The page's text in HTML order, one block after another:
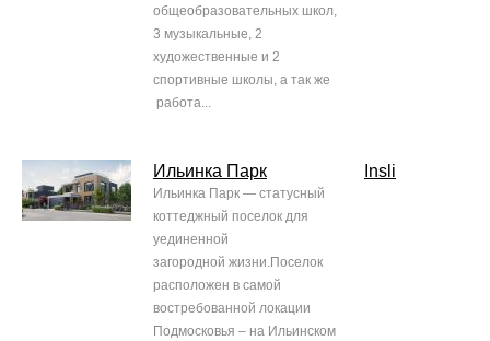
общеобразовательных школ,
3 музыкальные, 2
художественные и 2
спортивные школы, а так же
работа...
Ильинка Парк
Ильинка Парк — статусный
коттеджный поселок для
уединенной
загородной жизни.Поселок
расположен в самой
востребованной локации
Подмосковья – на Ильинском
Insli